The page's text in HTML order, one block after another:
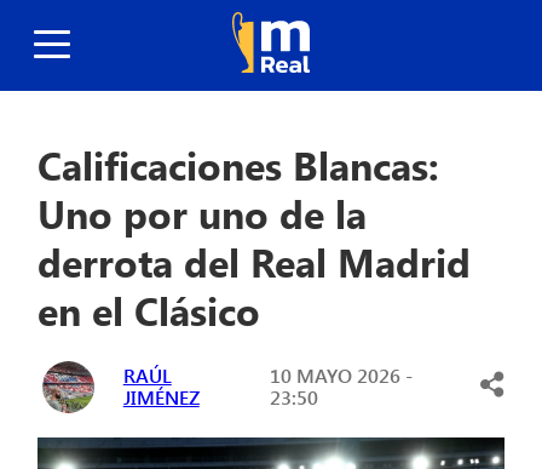
Calificaciones Blancas:
Uno por uno de la
derrota del Real Madrid
en el Clásico
RAÚL
JIMÉNEZ
10 MAYO 2026 -
23:50